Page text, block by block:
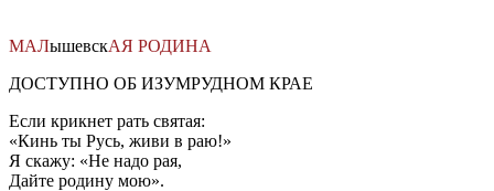
МАЛышевскАЯ РОДИНА
ДОСТУПНО ОБ ИЗУМРУДНОМ КРАЕ
Если крикнет рать святая:
«Кинь ты Русь, живи в раю!»
Я скажу: «Не надо рая,
Дайте родину мою».